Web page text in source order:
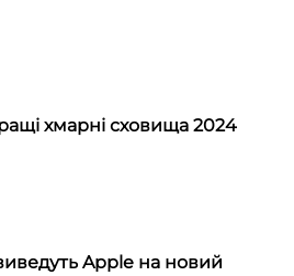
хмарні сховища 2024
Apple на новий